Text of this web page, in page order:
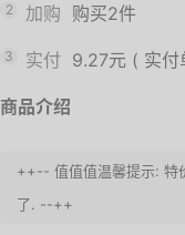
2 加购 购买2件
3 实付 9.27元 ( 实
商品介绍
++-- 值值值温馨提示: 特
了. --++